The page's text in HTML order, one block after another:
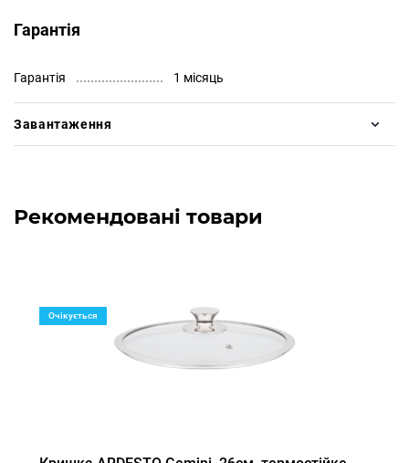
Гарантія
Гарантія 1 місяць
Завантаження
Рекомендовані товари
Очікується